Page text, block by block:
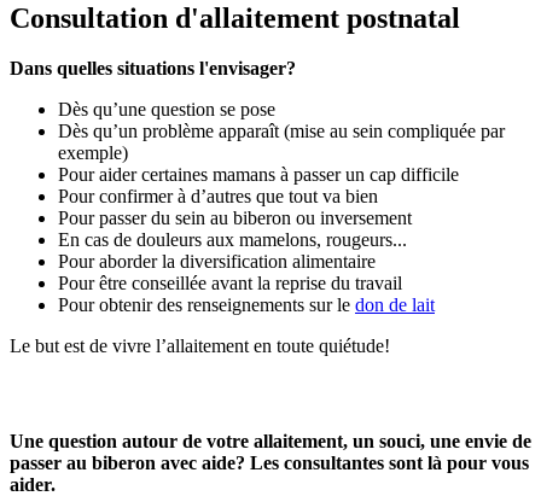
Consultation d'allaitement postnatal
Dans quelles situations l'envisager?
Dès qu’une question se pose
Dès qu’un problème apparaît (mise au sein compliquée par
exemple)
Pour aider certaines mamans à passer un cap difficile
Pour confirmer à d’autres que tout va bien
Pour passer du sein au biberon ou inversement
En cas de douleurs aux mamelons, rougeurs...
Pour aborder la diversification alimentaire
Pour être conseillée avant la reprise du travail
Pour obtenir des renseignements sur le don de lait
Le but est de vivre l’allaitement en toute quiétude!
Une question autour de votre allaitement, un souci, une envie de
passer au biberon avec aide? Les consultantes sont là pour vous
aider.